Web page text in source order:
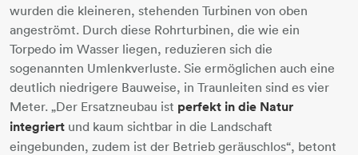
wurden die kleineren, stehenden Turbinen von oben
angeströmt. Durch diese Rohrturbinen, die wie ein
Torpedo im Wasser liegen, reduzieren sich die
sogenannten Umlenkverluste. Sie ermöglichen auch eine
deutlich niedrigere Bauweise, in Traunleiten sind es vier
Meter. „Der Ersatzneubau ist perfekt in die Natur
integriert und kaum sichtbar in die Landschaft
eingebunden, zudem ist der Betrieb geräuschlos“, betont